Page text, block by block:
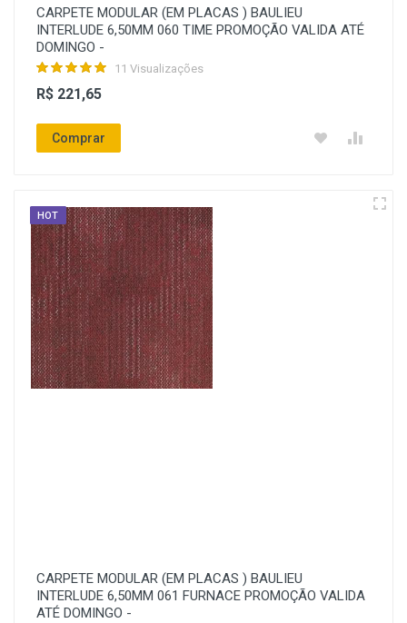
CARPETE MODULAR (EM PLACAS ) BAULIEU
INTERLUDE 6,50MM 060 TIME PROMOÇÃO VALIDA ATÉ
DOMINGO -
11 Visualizações
R$ 221,65
Comprar
HOT
CARPETE MODULAR (EM PLACAS ) BAULIEU
INTERLUDE 6,50MM 061 FURNACE PROMOÇÃO VALIDA
ATÉ DOMINGO -